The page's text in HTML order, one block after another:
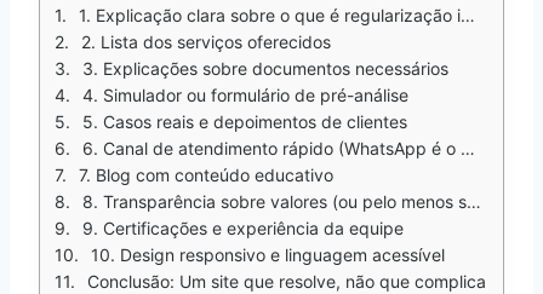
1. Explicação clara sobre o que é regularização imobiliária
2. Lista dos serviços oferecidos
3. Explicações sobre documentos necessários
4. Simulador ou formulário de pré-análise
5. Casos reais e depoimentos de clientes
6. Canal de atendimento rápido (WhatsApp é o mínimo)
7. Blog com conteúdo educativo
8. Transparência sobre valores (ou pelo menos sobre etapas)
9. Certificações e experiência da equipe
10. Design responsivo e linguagem acessível
Conclusão: Um site que resolve, não que complica